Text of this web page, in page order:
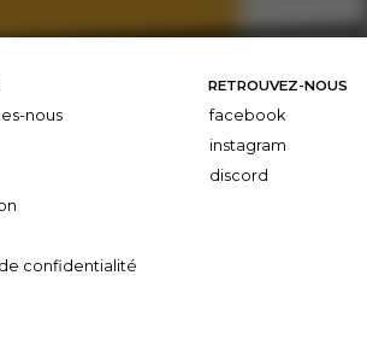
nous
confidentialité
RETROUVEZ-NOUS
facebook
instagram
discord